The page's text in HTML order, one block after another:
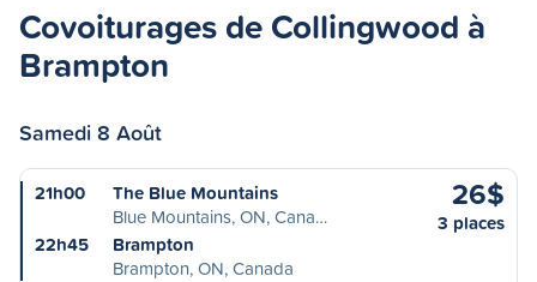
Covoiturages de Collingwood à
Brampton
Samedi 8 Août
21h00
The Blue Mountains
Blue Mountains, ON, Cana…
22h45
Brampton
Brampton, ON, Canada
26$
3 places